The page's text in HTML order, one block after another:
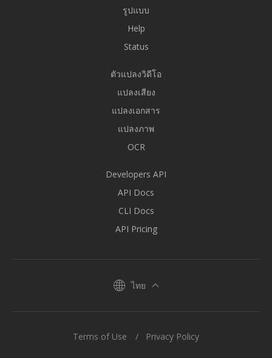
รูปแบบ
Help
Status
ตัวแปลงวิดีโอ
แปลงเสียง
แปลงเอกสาร
แปลงภาพ
OCR
Developers API
API Docs
CLI Docs
API Pricing
ไทย
Terms of Use Privacy Policy